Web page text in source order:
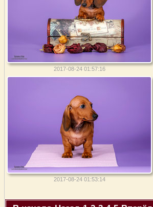
2017-08-24 01:57:16
2017-08-24 01:53:14